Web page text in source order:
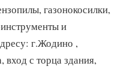
газонокосилки,
и
г.Жодино ,
с торца здания,